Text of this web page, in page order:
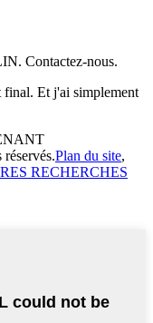
Contactez-nous.
final. Et j'ai simplement
Plan du site,
RECHERCHES